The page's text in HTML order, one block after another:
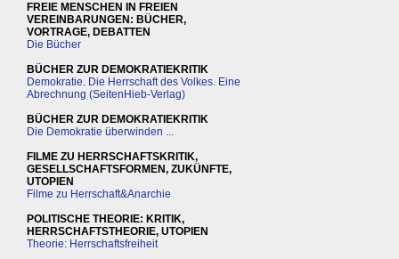
FREIE MENSCHEN IN FREIEN
VEREINBARUNGEN: BÜCHER,
VORTRAGE, DEBATTEN
Die Bücher
BÜCHER ZUR DEMOKRATIEKRITIK
Demokratie. Die Herrschaft des Volkes. Eine
Abrechnung (SeitenHieb-Verlag)
BÜCHER ZUR DEMOKRATIEKRITIK
Die Demokratie überwinden ...
FILME ZU HERRSCHAFTSKRITIK,
GESELLSCHAFTSFORMEN, ZUKÜNFTE,
UTOPIEN
Filme zu Herrschaft&Anarchie
POLITISCHE THEORIE: KRITIK,
HERRSCHAFTSTHEORIE, UTOPIEN
Theorie: Herrschaftsfreiheit